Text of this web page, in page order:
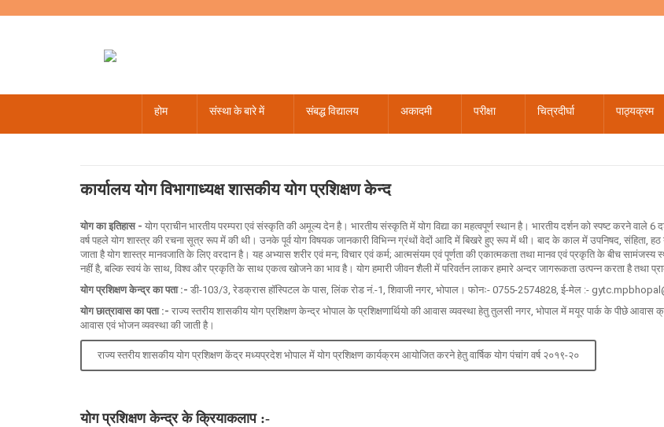
होम संस्था के बारे में संबद्ध विद्यालय अकादमी परीक्षा चित्रदीर्घा पाठ्यक्रम
कार्यालय योग विभागाध्यक्ष शासकीय योग प्रशिक्षण केन्द
योग का इतिहास - योग प्राचीन भारतीय परम्परा एवं संस्कृति की अमूल्य देन है। भारतीय संस्कृति में योग विद्या का महत्वपूर्ण स्थान है। भारतीय दर्शन को स्पष्ट करने वाले
वर्ष पहले योग शास्त्र की रचना सूत्र रूप में की थी। उनके पूर्व योग विषयक जानकारी विभिन्न ग्रंथों वेदों आदि में बिखरे हुए रूप में थी। बाद के काल में उपनिषद, संहिता,
जाता है योग शास्त्र मानवजाति के लिए वरदान है। यह अभ्यास शरीर एवं मन; विचार एवं कर्म; आत्मसंयम एवं पूर्णता की एकात्मकता तथा मानव एवं प्रकृति के बीच सामंजस्य
नहीं है, बल्कि स्वयं के साथ, विश्व और प्रकृति के साथ एकत्व खोजने का भाव है। योग हमारी जीवन शैली में परिवर्तन लाकर हमारे अन्दर जागरूकता उत्पन्न करता है तथा
योग प्रशिक्षण केन्द्र का पता :- डी-103/3, रेडक्रास हॉस्पिटल के पास, लिंक रोड नं.-1, शिवाजी नगर, भोपाल। फोनः- 0755-2574828, ई-मेल :-
योग छात्रावास का पता :- राज्य स्तरीय शासकीय योग प्रशिक्षण केन्द्र भोपाल के प्रशिक्षणार्थियो की आवास व्यवस्था हेतु तुलसी नगर, भोपाल में मयूर पार्क के पीछे
आवास एवं भोजन व्यवस्था की जाती है।
राज्य स्तरीय शासकीय योग प्रशिक्षण केंद्र मध्यप्रदेश भोपाल में योग प्रशिक्षण कार्यक्रम आयोजित करने हेतु वार्षिक योग पंचांग वर्ष २०१९-२०
योग प्रशिक्षण केन्द्र के क्रियाकलाप :-